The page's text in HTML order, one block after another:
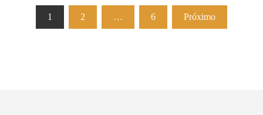
Paginación
1 2 … 6 Próximo